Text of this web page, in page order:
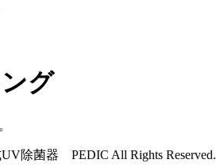
グ
除菌器 PEDIC All Rights Reserved.